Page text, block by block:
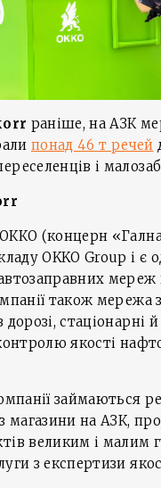
раніше, на АЗК
понад 46 т речей
і
(концерн
OKKO Group і є
мереж
також мережа
стаціонарні
якості
займаються
магазини на АЗК,
великим і малим
з експертизи